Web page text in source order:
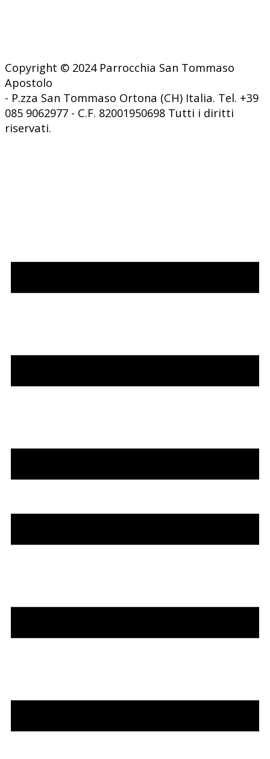
Copyright © 2024 Parrocchia San Tommaso
Apostolo
- P.zza San Tommaso Ortona (CH) Italia. Tel. +39
085 9062977 - C.F. 82001950698 Tutti i diritti
riservati.